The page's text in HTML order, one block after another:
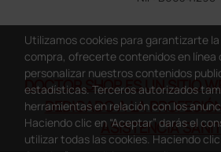
DOCTOR SHOP ES UN SITIO
DEDICADO A LA
ASISTENCIA
Utilizamos cookies para garantizarte
compra, ofrecerte contenidos en línea
personalizar nuestros contenidos
estadísticas. Terceros autorizados
herramientas en relación con los
Haciendo clic en “Aceptar” darás el
utilizar todas las cookies. Haciendo